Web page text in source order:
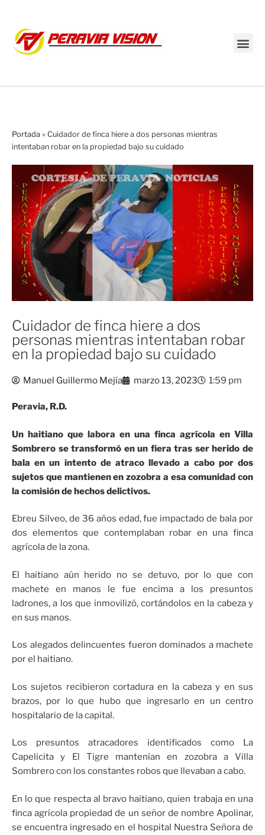
Portada » Cuidador de finca hiere a dos personas mientras
intentaban robar en la propiedad bajo su cuidado
Cuidador de finca hiere a dos
personas mientras intentaban robar
en la propiedad bajo su cuidado
Manuel Guillermo Mejía marzo 13, 2023 1:59 pm
Peravia, R.D.
Un haitiano que labora en una finca agrícola en Villa
Sombrero se transformó en un fiera tras ser herido de
bala en un intento de atraco llevado a cabo por dos
sujetos que mantienen en zozobra a esa comunidad con
la comisión de hechos delictivos.
Ebreu Silveo, de 36 años edad, fue impactado de bala por
dos elementos que contemplaban robar en una finca
agrícola de la zona.
El haitiano aún herido no se detuvo, por lo que con
machete en manos le fue encima a los presuntos
ladrones, a los que inmovilizó, cortándolos en la cabeza y
en sus manos.
Los alegados delincuentes fueron dominados a machete
por el haitiano.
Los sujetos recibieron cortadura en la cabeza y en sus
brazos, por lo que hubo que ingresarlo en un centro
hospitalario de la capital.
Los presuntos atracadores identificados como La
Capelicita y El Tigre mantenían en zozobra a Villa
Sombrero con los constantes robos que llevaban a cabo.
En lo que respecta al bravo haitiano, quien trabaja en una
finca agrícola propiedad de un señor de nombre Apolinar,
se encuentra ingresado en el hospital Nuestra Señora de